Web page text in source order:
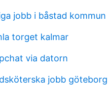
jobb i båstad kommun
torget kalmar
via datorn
jobb göteborg